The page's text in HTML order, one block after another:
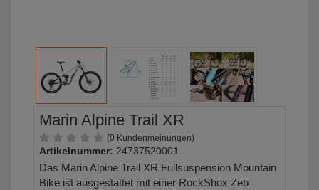
Marin Alpine Trail XR
(0 Kundenmeinungen)
Artikelnummer: 24737520001
Das Marin Alpine Trail XR Fullsuspension Mountain
Bike ist ausgestattet mit einer RockShox Zeb